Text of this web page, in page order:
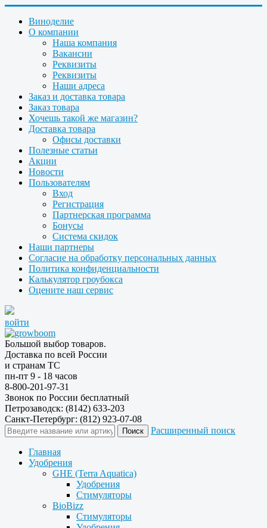
Виноделие
О компании
Наша компания
Вакансии
Реквизиты
Реквизиты
Наши адреса
Заказ и доставка товара
Заказ товара
Хочешь такой же магазин?
Доставка товара
Офисы доставки
Полезные статьи
Акции
Новости
Пользователям
Вход
Регистрация
Партнерская программа
Бонусы
Система скидок
Наши партнеры
Согласие на обработку персональных данных
Политика конфиденциальности
Калькулятор гроубокса
Оцените наш сервис
войти
Большой выбор товаров.
Доставка по всей России
и странам ТС
пн-пт 9 - 18 часов
8-800-201-97-31
Звонок по России бесплатный
Петрозаводск: (8142) 633-203
Санкт-Петербург: (812) 923-07-08
Расширенный поиск
Главная
Удобрения
GHE (Terra Aquatica)
Удобрения
Стимуляторы
BioBizz
Стимуляторы